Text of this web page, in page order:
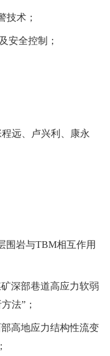
技术；
安全控制；
卢兴利、康永
围岩与TBM相互作用
深部巷道高应力软弱
法”；
高地应力结构性流变